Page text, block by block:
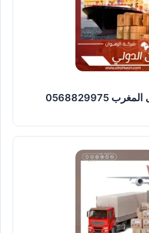
شركة شحن من جدة إلى المغرب 0568829975